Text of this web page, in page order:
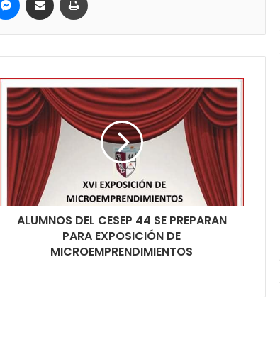
ALUMNOS DEL CESEP 44 SE PREPARAN
PARA EXPOSICIÓN DE
MICROEMPRENDIMIENTOS